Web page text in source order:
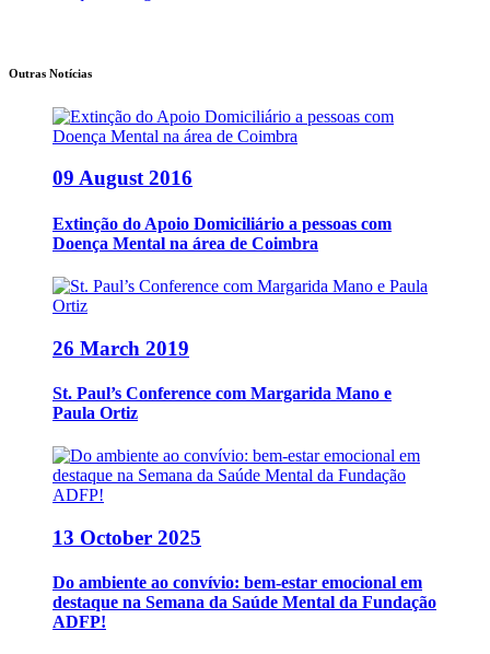
Outras Notícias
09 August 2016
Extinção do Apoio Domiciliário a pessoas com
Doença Mental na área de Coimbra
26 March 2019
St. Paul’s Conference com Margarida Mano e
Paula Ortiz
13 October 2025
Do ambiente ao convívio: bem-estar emocional em
destaque na Semana da Saúde Mental da Fundação
ADFP!